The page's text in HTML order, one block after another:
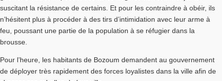
suscitant la résistance de certains. Et pour les contraindre à obéir, ils
n’hésitent plus à procéder à des tirs d’intimidation avec leur arme à
feu, poussant une partie de la population à se réfugier dans la
brousse.
Pour l’heure, les habitants de Bozoum demandent au gouvernement
de déployer très rapidement des forces loyalistes dans la ville afin de